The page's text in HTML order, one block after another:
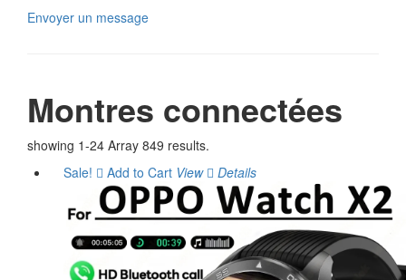
Envoyer un message
Montres connectées
showing 1-24 Array 849 results.
Sale!
Add to Cart View Details